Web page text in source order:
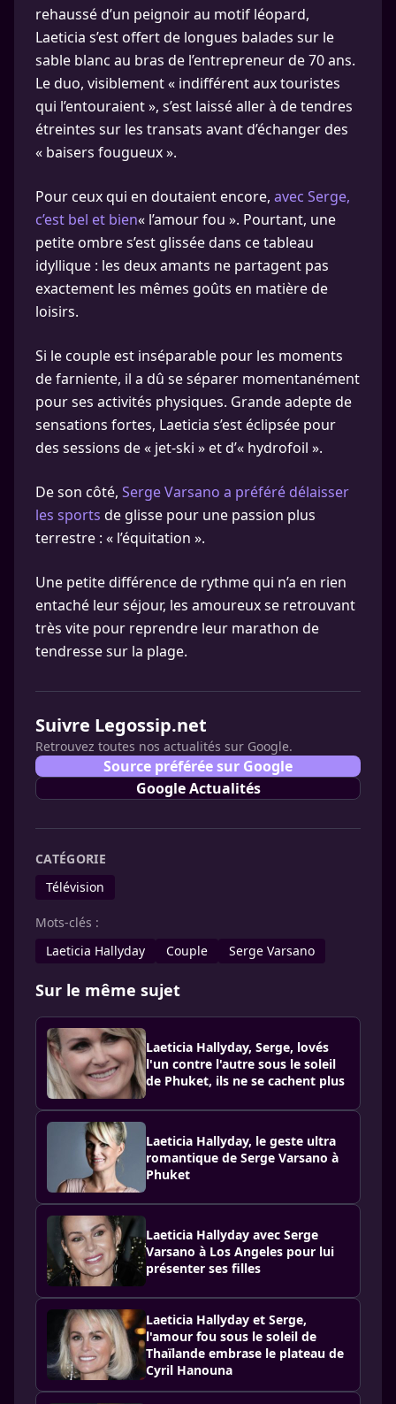
rehaussé d’un peignoir au motif léopard,
Laeticia s’est offert de longues balades sur le
sable blanc au bras de l’entrepreneur de 70 ans.
Le duo, visiblement « indifférent aux touristes
qui l’entouraient », s’est laissé aller à de tendres
étreintes sur les transats avant d’échanger des
« baisers fougueux ».
Pour ceux qui en doutaient encore, avec Serge,
c’est bel et bien« l’amour fou ». Pourtant, une
petite ombre s’est glissée dans ce tableau
idyllique : les deux amants ne partagent pas
exactement les mêmes goûts en matière de
loisirs.
Si le couple est inséparable pour les moments
de farniente, il a dû se séparer momentanément
pour ses activités physiques. Grande adepte de
sensations fortes, Laeticia s’est éclipsée pour
des sessions de « jet-ski » et d’« hydrofoil ».
De son côté, Serge Varsano a préféré délaisser
les sports de glisse pour une passion plus
terrestre : « l’équitation ».
Une petite différence de rythme qui n’a en rien
entaché leur séjour, les amoureux se retrouvant
très vite pour reprendre leur marathon de
tendresse sur la plage.
Suivre Legossip.net
Retrouvez toutes nos actualités sur Google.
Source préférée sur Google
Google Actualités
CATÉGORIE
Télévision
Mots-clés :
Laeticia Hallyday
Couple Serge Varsano
Sur le même sujet
Laeticia Hallyday, Serge, lovés
l'un contre l'autre sous le soleil
de Phuket, ils ne se cachent plus
Laeticia Hallyday, le geste ultra
romantique de Serge Varsano à
Phuket
Laeticia Hallyday avec Serge
Varsano à Los Angeles pour lui
présenter ses filles
Laeticia Hallyday et Serge,
l'amour fou sous le soleil de
Thaïlande embrase le plateau de
Cyril Hanouna